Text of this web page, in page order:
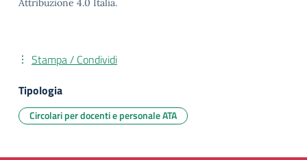
Attribuzione 4.0 Italia.
Stampa / Condividi
Tipologia
Circolari per docenti e personale ATA